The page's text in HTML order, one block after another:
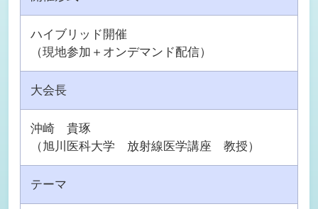
ハイブリッド開催
（現地参加＋オンデマンド配信）
大会長
沖崎 貴琢
（旭川医科大学 放射線医学講座 教授）
テーマ